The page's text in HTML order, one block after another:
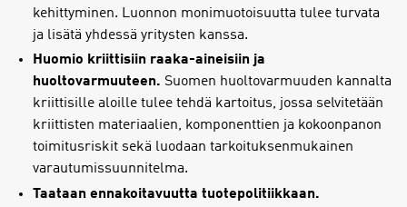
kehittyminen. Luonnon monimuotoisuutta tulee turvata
ja lisätä yhdessä yritysten kanssa.
Huomio kriittisiin raaka-aineisiin ja
huoltovarmuuteen. Suomen huoltovarmuuden kannalta
kriittisille aloille tulee tehdä kartoitus, jossa selvitetään
kriittisten materiaalien, komponenttien ja kokoonpanon
toimitusriskit sekä luodaan tarkoituksenmukainen
varautumissuunnitelma.
Taataan ennakoitavuutta tuotepolitiikkaan.